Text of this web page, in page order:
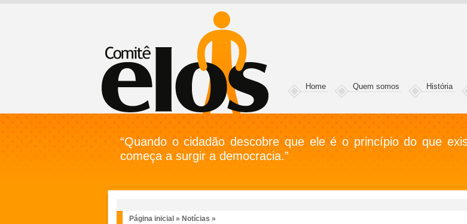
Home Quem somos História
“Quando o cidadão descobre que ele é o princípio do que
começa a surgir a democracia.”
Página inicial » Notícias »